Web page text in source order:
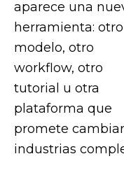
aparece una
herramienta: otro
modelo, otro
workflow, otro
tutorial u otra
plataforma que
promete cambiar
industrias